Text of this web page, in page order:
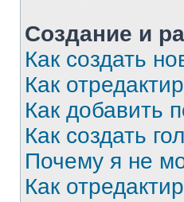
Создание и
Как создать
Как
Как добавить
Как создать
Почему я не
Как